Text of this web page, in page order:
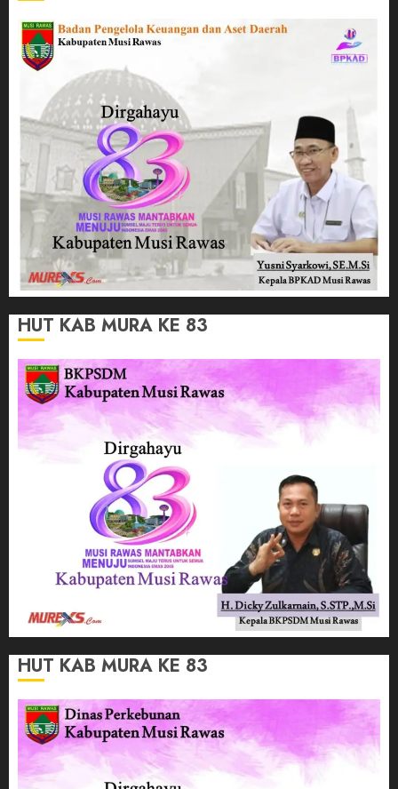
HUT KAB MURA KE 83
HUT KAB MURA KE 83